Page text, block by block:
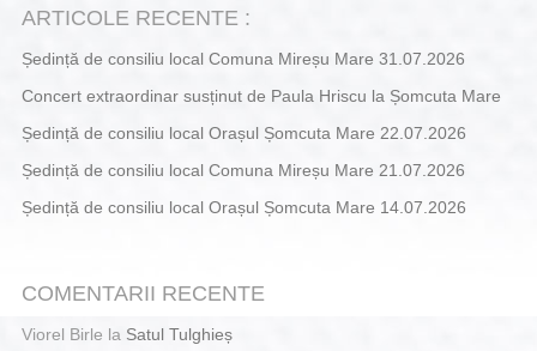
ARTICOLE RECENTE :
Ședință de consiliu local Comuna Mireșu Mare 31.07.2026
Concert extraordinar susținut de Paula Hriscu la Șomcuta Mare
Ședință de consiliu local Orașul Șomcuta Mare 22.07.2026
Ședință de consiliu local Comuna Mireșu Mare 21.07.2026
Ședință de consiliu local Orașul Șomcuta Mare 14.07.2026
COMENTARII RECENTE
Viorel Birle la Satul Tulghieș